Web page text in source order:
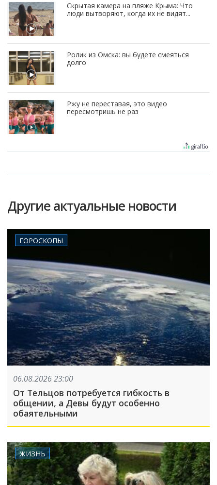
Скрытая камера на пляже Крыма: Что
люди вытворяют, когда их не видят...
Ролик из Омска: вы будете смеяться
долго
Ржу не переставая, это видео
пересмотришь не раз
Другие актуальные новости
ГОРОСКОПЫ
06.08.2026 23:00
От Тельцов потребуется гибкость в
общении, а Девы будут особенно
обаятельными
ЖИЗНЬ